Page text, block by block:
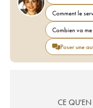
Comment le
Combien va
Poser une
CE QU'EN